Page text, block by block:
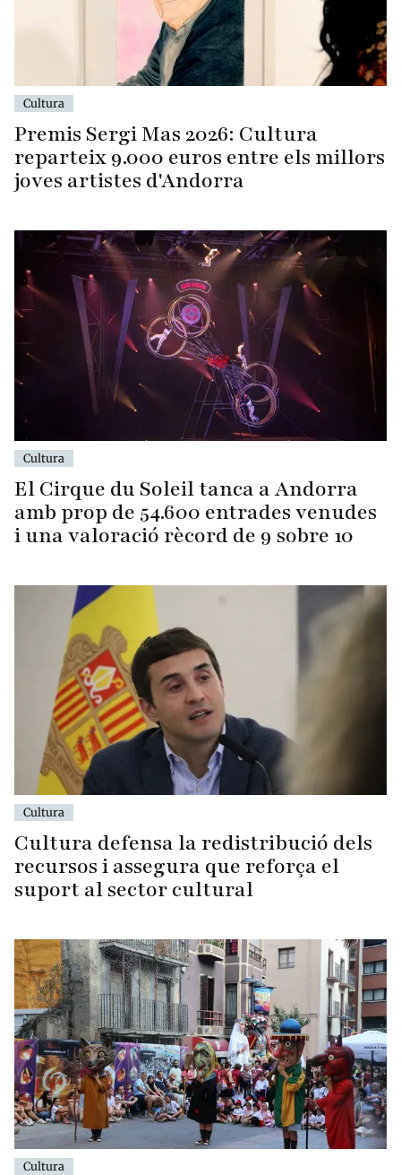
Cultura
Premis Sergi Mas 2026: Cultura
reparteix 9.000 euros entre els millors
joves artistes d'Andorra
Cultura
El Cirque du Soleil tanca a Andorra
amb prop de 54.600 entrades venudes
i una valoració rècord de 9 sobre 10
Cultura
Cultura defensa la redistribució dels
recursos i assegura que reforça el
suport al sector cultural
Cultura